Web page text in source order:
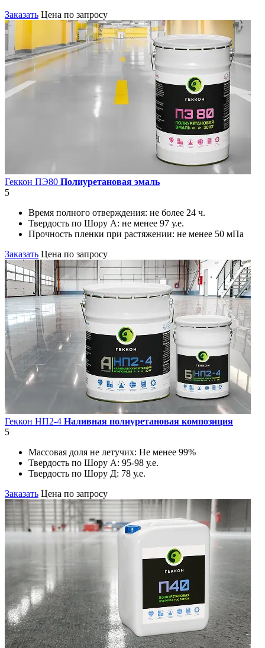
Заказать Цена по запросу
Геккон ПЭ80 Полиуретановая эмаль
5
Время полного отверждения: не более 24 ч.
Твердость по Шору А: не менее 97 у.е.
Прочность пленки при растяжении: не менее 50 мПа
Заказать Цена по запросу
Геккон НП2-4 Наливная полиуретановая композиция
5
Массовая доля не летучих: Не менее 99%
Твердость по Шору А: 95-98 у.е.
Твердость по Шору Д: 78 у.е.
Заказать Цена по запросу